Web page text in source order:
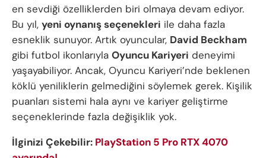
en sevdiği özelliklerden biri olmaya devam ediyor.
Bu yıl, yeni oynanış seçenekleri ile daha fazla
esneklik sunuyor. Artık oyuncular, David Beckham
gibi futbol ikonlarıyla Oyuncu Kariyeri deneyimi
yaşayabiliyor. Ancak, Oyuncu Kariyeri’nde beklenen
köklü yeniliklerin gelmediğini söylemek gerek. Kişilik
puanları sistemi hala aynı ve kariyer geliştirme
seçeneklerinde fazla değişiklik yok.
İlginizi Çekebilir: PlayStation 5 Pro RTX 4070